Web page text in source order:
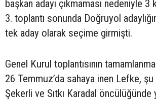
başkan adayı çıkmaması nedeniyle
3. toplantı sonunda Doğruyol
tek aday olarak seçime girmişti.
Genel Kurul toplantısının
26 Temmuz’da sahaya inen Lefke,
Şekerli ve Sıtkı Karadal